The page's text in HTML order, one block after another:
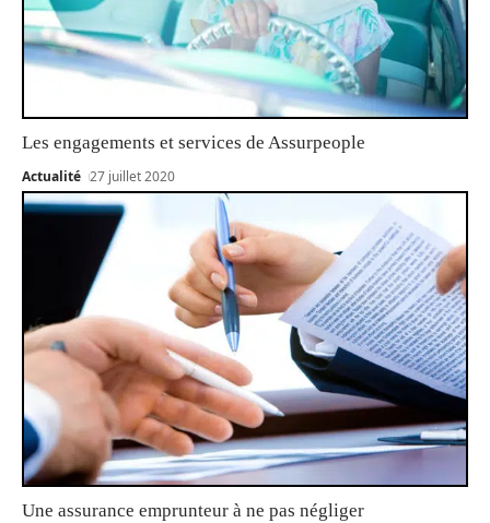
Les engagements et services de Assurpeople
Actualité 27 juillet 2020
Une assurance emprunteur à ne pas négliger